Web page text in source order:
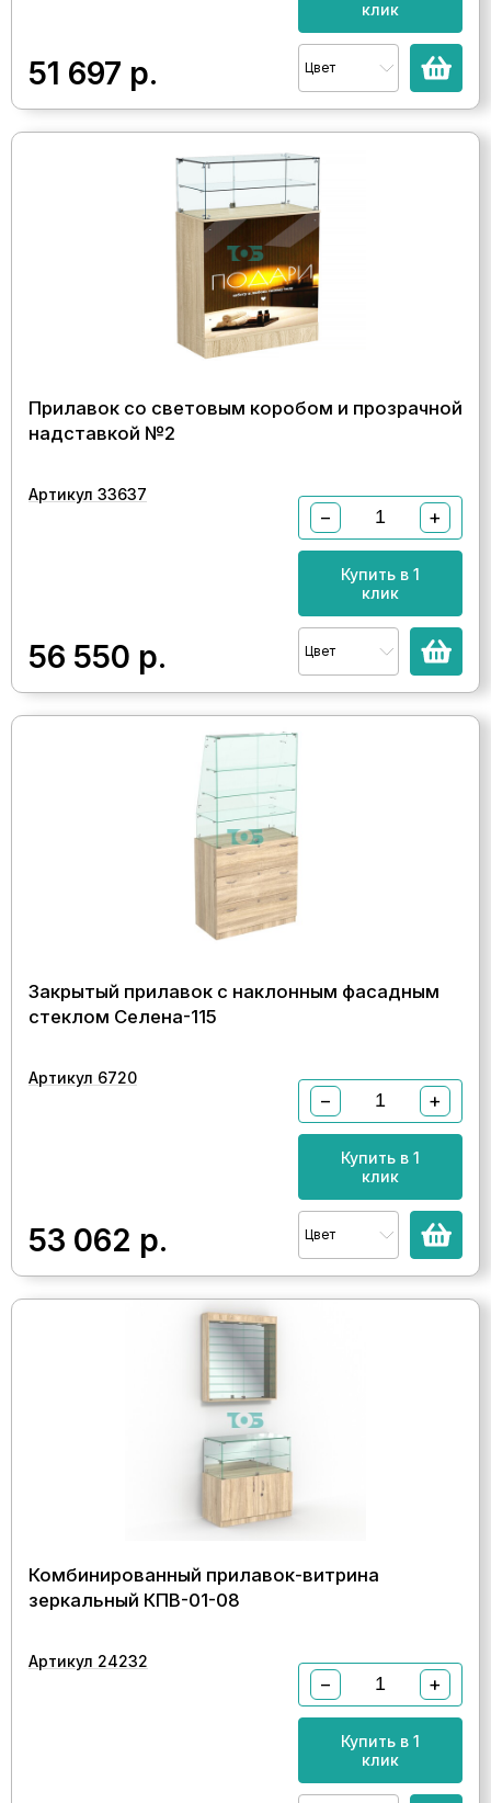
51 697 р.
клик
Цвет
Прилавок со световым коробом и прозрачной
надставкой №2
Артикул 33637
56 550 р.
− +
Купить в 1
клик
Цвет
Закрытый прилавок с наклонным фасадным
стеклом Селена-115
Артикул 6720
53 062 р.
− +
Купить в 1
клик
Цвет
Комбинированный прилавок-витрина
зеркальный КПВ-01-08
Артикул 24232
− +
Купить в 1
клик